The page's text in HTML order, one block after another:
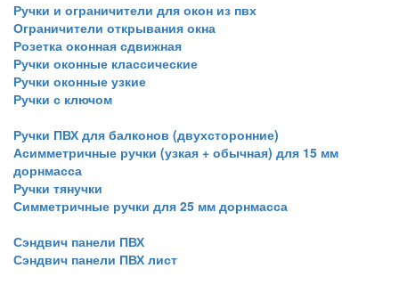
Ручки и ограничители для окон из пвх
Ограничители открывания окна
Розетка оконная сдвижная
Ручки оконные классические
Ручки оконные узкие
Ручки с ключом
Ручки ПВХ для балконов (двухсторонние)
Асимметричные ручки (узкая + обычная) для 15 мм
дорнмасса
Ручки тянучки
Симметричные ручки для 25 мм дорнмасса
Сэндвич панели ПВХ
Сэндвич панели ПВХ лист